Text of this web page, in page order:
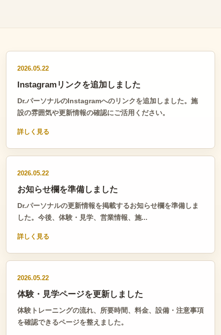
2026.05.22
Instagramリンクを追加しました
Dr.パーソナルのInstagramへのリンクを追加しました。施
設の雰囲気や更新情報の確認にご活用ください。
詳しく見る
2026.05.22
お知らせ欄を準備しました
Dr.パーソナルの更新情報を掲載するお知らせ欄を準備しま
した。今後、体験・見学、営業情報、施...
詳しく見る
2026.05.22
体験・見学ページを更新しました
体験トレーニングの流れ、所要時間、料金、設備・注意事項
を確認できるページを整えました。